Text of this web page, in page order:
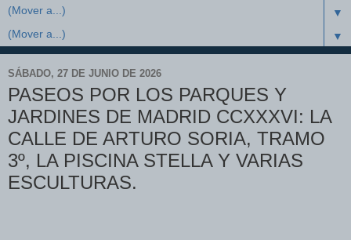
▼
▼
SÁBADO, 27 DE JUNIO DE 2026
PASEOS POR LOS PARQUES Y
JARDINES DE MADRID CCXXXVI: LA
CALLE DE ARTURO SORIA, TRAMO
3º, LA PISCINA STELLA Y VARIAS
ESCULTURAS.